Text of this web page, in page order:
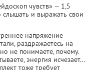
чувств» — 1,5
слышать и выражать свои
напряжение
раздражаетесь на
не понимаете, почему.
энергия исчезает...
тоже требует